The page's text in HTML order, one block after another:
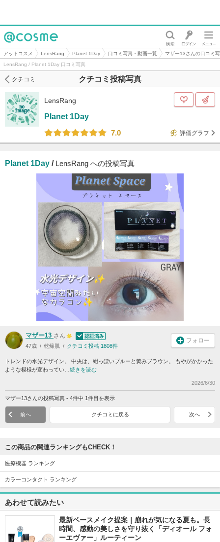
@cosme
アットコスメ LensRang Planet 1Day 口コミ写真・動画一覧
マザー13さんの口コミ
LensRang / Planet 1Day 口コミ写真
クチコミ投稿写真
クチコミ
LensRang
Planet 1Day
7.0
評価グラフ
Planet 1Day / LensRang への投稿写真
マザー13 さん
47歳 乾燥肌 クチコミ投稿 1808件
フォロー
トレンドの水光デザイン。 中央は、紺っぽいブルーと黄みブラウン。 もやがかかった
ような模様が変わってい… 続きを読む
2026/6/30
マザー13さんの投稿写真 - 4件中 1件目を表示
前へ クチコミに戻る 次へ
この商品の関連ランキングもCHECK！
医療機器 ランキング
カラーコンタクト ランキング
あわせて読みたい
最新ベースメイク提案｜崩れが気になる夏も。長
時間、感動の美しさを守り抜く「ディオール フォ
ーエヴァー」ルーティーン